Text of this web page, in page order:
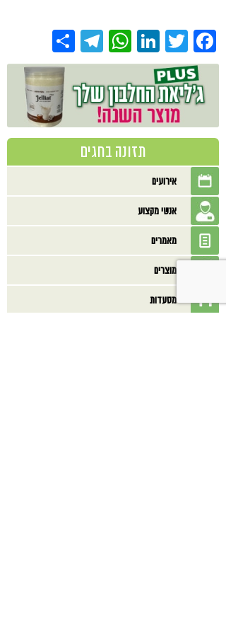
Facebook
Twitter
LinkedIn
WhatsApp
Telegram
תזונה בחגים
אירועים
אנשי מקצוע
מאמרים
מוצרים
מסעדות